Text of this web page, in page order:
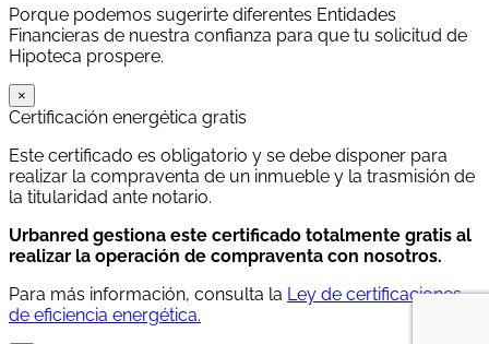
Porque podemos sugerirte diferentes Entidades
Financieras de nuestra confianza para que tu solicitud de
Hipoteca prospere.
×
Certificación energética gratis
Este certificado es obligatorio y se debe disponer para
realizar la compraventa de un inmueble y la trasmisión de
la titularidad ante notario.
Urbanred gestiona este certificado totalmente gratis al
realizar la operación de compraventa con nosotros.
Para más información, consulta la Ley de certificaciones
de eficiencia energética.